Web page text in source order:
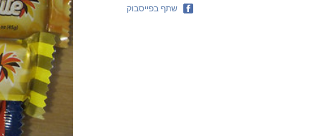
שתף בפייסבוק